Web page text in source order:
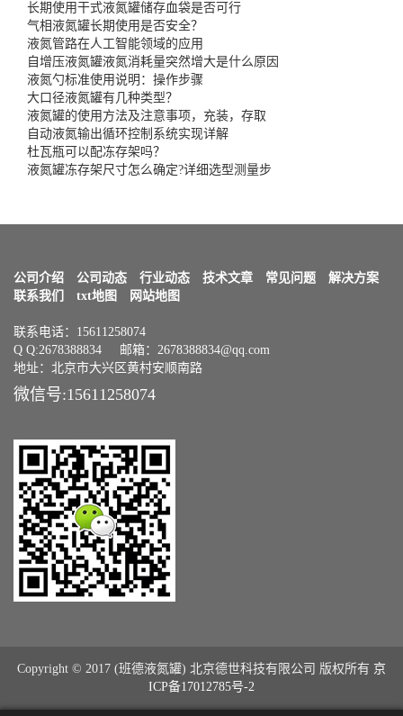
长期使用干式液氮罐储存血袋是否可行
气相液氮罐长期使用是否安全？
液氮管路在人工智能领域的应用
自增压液氮罐液氮消耗量突然增大是什么原因
液氮勺标准使用说明：操作步骤
大口径液氮罐有几种类型？
液氮罐的使用方法及注意事项，充装，存取
自动液氮输出循环控制系统实现详解
杜瓦瓶可以配冻存架吗？
液氮罐冻存架尺寸怎么确定?详细选型测量步
公司介绍 公司动态 行业动态 技术文章 常见问题
解决方案
联系我们
txt地图 网站地图
联系电话：15611258074
Q Q:2678388834 邮箱：2678388834@qq.com
地址：北京市大兴区黄村安顺南路
微信号:15611258074
Copyright © 2017 (班德液氮罐) 北京德世科技有限公司 版权所有 京
ICP备17012785号-2